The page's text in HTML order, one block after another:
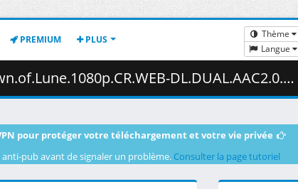
PREMIUM PLUS
Thème
Langue
ToonsHub.mkv.003 ( 472.18 MB )
pour protéger votre téléchargement et votre vie privée
pub avant de signaler un problème. Consulter la page tutoriel